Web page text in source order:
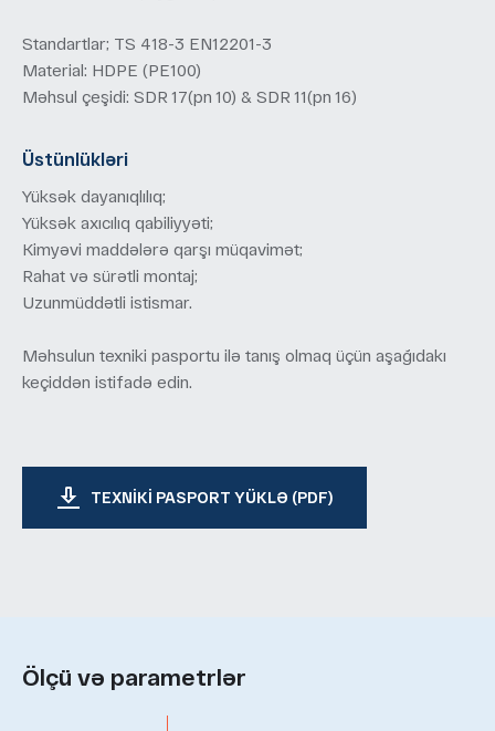
Standartlar; TS 418-3 EN12201-3
Material: HDPE (PE100)
Məhsul çeşidi: SDR 17(pn 10) & SDR 11(pn 16)
Üstünlükləri
Yüksək dayanıqlılıq;
Yüksək axıcılıq qabiliyyəti;
Kimyəvi maddələrə qarşı müqavimət;
Rahat və sürətli montaj;
Uzunmüddətli istismar.
Məhsulun texniki pasportu ilə tanış olmaq üçün aşağıdakı
keçiddən istifadə edin.
TEXNIKI PASPORT YÜKLƏ (PDF)
Ölçü və parametrlər